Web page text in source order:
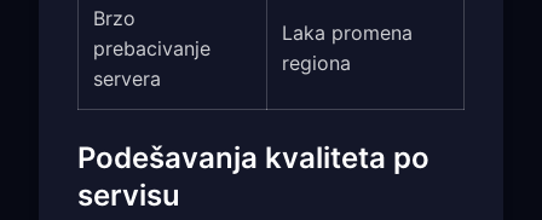
Brzo
prebacivanje
servera
Laka promena
regiona
Podešavanja kvaliteta po
servisu